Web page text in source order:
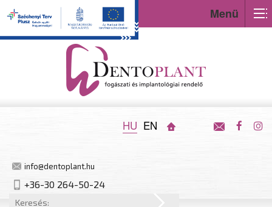
Menü
HU EN
info@dentoplant.hu
+36-30 264-50-24